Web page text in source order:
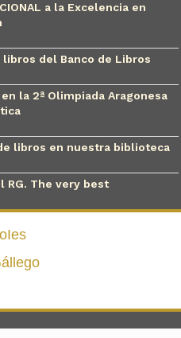
a la Excelencia en
libros del Banco de Libros
la 2ª Olimpiada Aragonesa
libros en nuestra biblioteca
RG. The very best